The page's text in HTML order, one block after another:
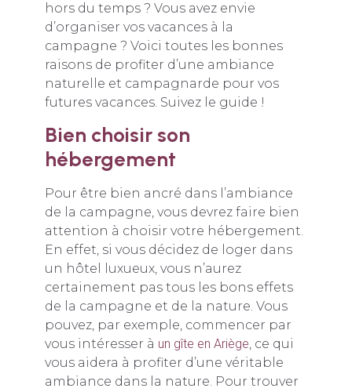
hors du temps ? Vous avez envie
d’organiser vos vacances à la
campagne ? Voici toutes les bonnes
raisons de profiter d’une ambiance
naturelle et campagnarde pour vos
futures vacances. Suivez le guide !
Bien choisir son
hébergement
Pour être bien ancré dans l’ambiance
de la campagne, vous devrez faire bien
attention à choisir votre hébergement.
En effet, si vous décidez de loger dans
un hôtel luxueux, vous n’aurez
certainement pas tous les bons effets
de la campagne et de la nature. Vous
pouvez, par exemple, commencer par
vous intéresser à un gîte en Ariège, ce qui
vous aidera à profiter d’une véritable
ambiance dans la nature. Pour trouver